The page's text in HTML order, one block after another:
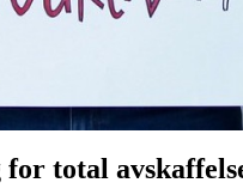
total